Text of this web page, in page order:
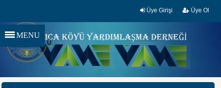
Üye Girişi Üye Ol
MENU